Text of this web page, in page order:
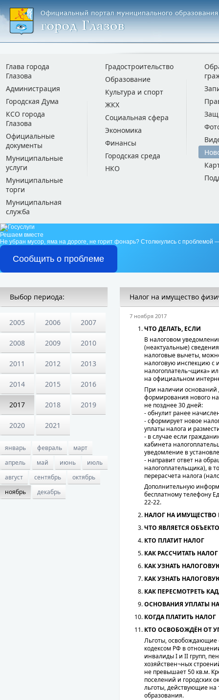
Глава города
Глазова
Администрация
Городская Дума
КСО города
Глазова
Официальные
документы
Муниципальные
услуги
Муниципальные
торги
Муниципальная
служба
Градостроительство
Образование
Культура и спорт
ЖКХ
Социальная сфера
Экономика
Финансы
Городская среда
НКО
Решаем вместе
Не убран мусор, яма на дороге, не горит фонарь? Столкнулись с проблемой
Сообщить о проблеме
Выбор периода:
2005 2006 2007
2008 2009 2010
2011 2012 2013
2014 2015 2016
2017 2018 2019
2020 2021
январь февраль
март
апрель
май июнь
июль
август
сентябрь
октябрь
ноябрь
декабрь
Налог на имущество
7 ноября 2017
ЧТО ДЕЛАТЬ, ЕСЛИ
В налоговом
(неактуальные)
налоговые вычеты,
налоговую инспекцию с
налогоплатель¬щика»
на официальном
При наличии оснований
формирования нового
не позднее 30 дней:
- обнулит ранее
- сформирует новое
уплаты налога и
- в случае если
кабинета
уведомление в
- направит ответ на
налогоплательщика), в
перерасчета налога
Дополнительную
бесплатному телефону
22-22.
НАЛОГ НА ИМУЩЕСТВО
ЧТО ЯВЛЯЕТСЯ
КТО ПЛАТИТ НАЛОГ
КАК РАССЧИТАТЬ НАЛОГ
КАК УЗНАТЬ
КАК УЗНАТЬ
КАК ПЕРЕСМОТРЕТЬ
ОСНОВАНИЯ УПЛАТЫ
КОГДА ПЛАТИТЬ НАЛОГ
КТО ОСВОБОЖДЁН ОТ
Льготы, освобождающие
кодексом РФ в
инвалиды I и II групп,
хозяйствен¬ных
не превышает 50 кв.м.
поселений и городских
льготы, действующие на
образования.